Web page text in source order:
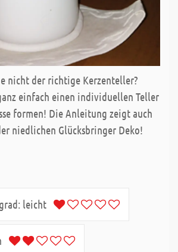
nicht der richtige Kerzenteller?
einfach einen individuellen Teller
formen! Die Anleitung zeigt auch
niedlichen Glücksbringer Deko!
leicht